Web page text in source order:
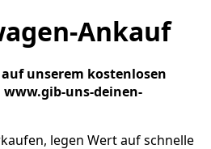
Ankauf
unserem kostenlosen
uns-deinen-
legen Wert auf schnelle